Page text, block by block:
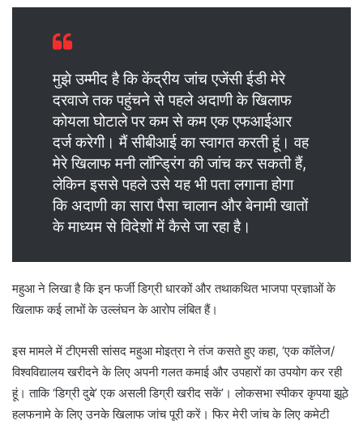
मुझे उम्मीद है कि केंद्रीय जांच एजेंसी ईडी मेरे
दरवाजे तक पहुंचने से पहले अदाणी के खिलाफ
कोयला घोटाले पर कम से कम एक एफआईआर
दर्ज करेगी। मैं सीबीआई का स्वागत करती हूं। वह
मेरे खिलाफ मनी लॉन्ड्रिंग की जांच कर सकती हैं,
लेकिन इससे पहले उसे यह भी पता लगाना होगा
कि अदाणी का सारा पैसा चालान और बेनामी खातों
के माध्यम से विदेशों में कैसे जा रहा है।
महुआ ने लिखा है कि इन फर्जी डिग्री धारकों और तथाकथित भाजपा प्रज्ञाओं के
खिलाफ कई लाभों के उल्लंघन के आरोप लंबित हैं।
इस मामले में टीएमसी सांसद महुआ मोइत्रा ने तंज कसते हुए कहा, ‘एक कॉलेज/
विश्वविद्यालय खरीदने के लिए अपनी गलत कमाई और उपहारों का उपयोग कर रही
हूं। ताकि ‘डिग्री दुबे’ एक असली डिग्री खरीद सकें’। लोकसभा स्पीकर कृपया झूठे
हलफनामे के लिए उनके खिलाफ जांच पूरी करें। फिर मेरी जांच के लिए कमेटी